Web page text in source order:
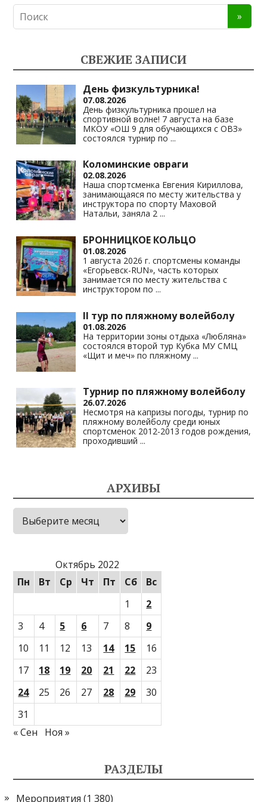
o
as
s
ni
ki
gr
a
m
s
A
p
p
y
Li
n
k
СВЕЖИЕ ЗАПИСИ
День физкультурника!
07.08.2026
День физкультурника прошел на
спортивной волне! 7 августа на базе
МКОУ «ОШ 9 для обучающихся с ОВЗ»
состоялся турнир по ...
Коломинские овраги
02.08.2026
Наша спортсменка Евгения Кириллова,
занимающаяся по месту жительства у
инструктора по спорту Маховой
Натальи, заняла 2 ...
БРОННИЦКОЕ КОЛЬЦО
01.08.2026
1 августа 2026 г. спортсмены команды
«Егорьевск-RUN», часть которых
занимается по месту жительства с
инструктором по ...
II тур по пляжному волейболу
01.08.2026
На территории зоны отдыха «Любляна»
состоялся второй тур Кубка МУ СМЦ
«Щит и меч» по пляжному ...
Турнир по пляжному волейболу
26.07.2026
Несмотря на капризы погоды, турнир по
пляжному волейболу среди юных
спортсменок 2012-2013 годов рождения,
проходивший ...
АРХИВЫ
Архивы
Октябрь 2022
Пн
Вт Ср Чт Пт Сб
Вс
1
2
3
4 5 6 7 8
9
10
11 12 13 14 15
16
17
18 19 20 21 22
23
24
25 26 27 28 29
30
31
« Сен
Ноя »
РАЗДЕЛЫ
Мероприятия (1 380)